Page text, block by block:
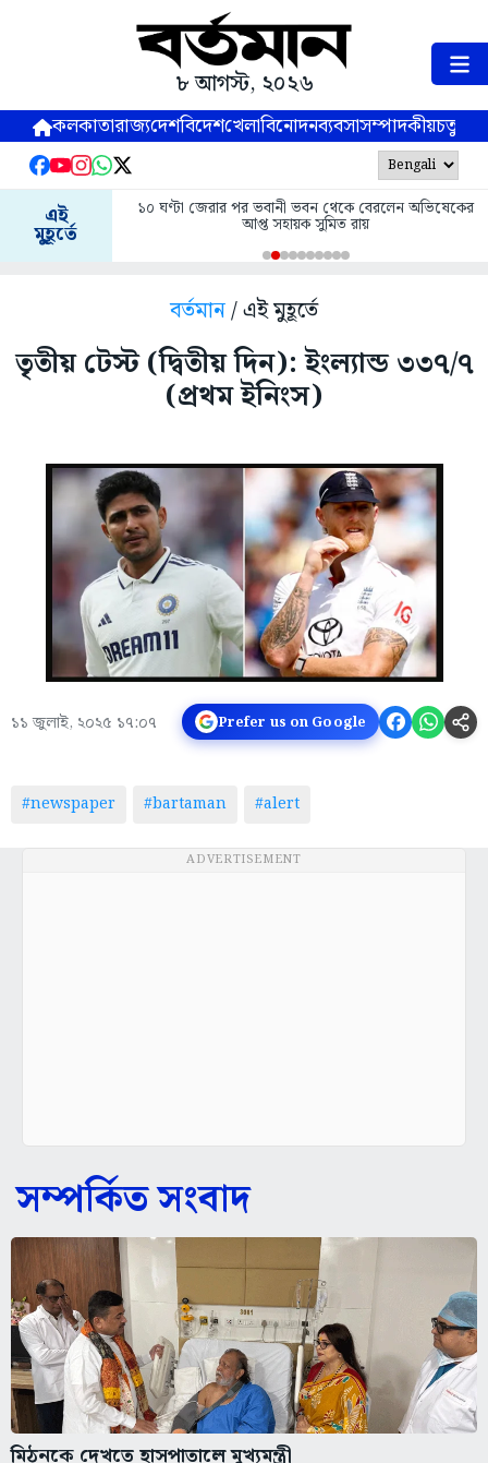
৮ আগস্ট, ২০২৬
কলকাতারাজ্যদেশবিদেশখেলাবিনোদনব্যবসাসম্পাদকীয়
এই
মুহূর্তে
১০ ঘণ্টা জেরার পর ভবানী ভবন থেকে বেরলেন অভিষেকের
আপ্ত সহায়ক সুমিত রায়
বর্তমান/ এই মুহূর্তে
তৃতীয় টেস্ট (দ্বিতীয় দিন): ইংল্যান্ড ৩৩৭/৭
(প্রথম ইনিংস)
১১ জুলাই, ২০২৫ ১৭:০৭ Prefer us on Google
#newspaper #bartaman #alert
ADVERTISEMENT
সম্পর্কিত সংবাদ
মিঠুনকে দেখতে হাসপাতালে মুখ্যমন্ত্রী